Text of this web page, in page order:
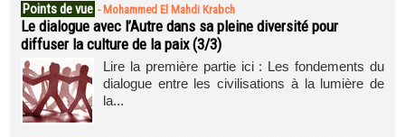
Points de vue - Mohammed El Mahdi Krabch
Le dialogue avec l’Autre dans sa pleine diversité pour
diffuser la culture de la paix (3/3)
Lire la première partie ici : Les fondements du
dialogue entre les civilisations à la lumière de
la...